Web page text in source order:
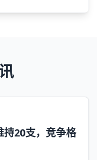
持20支，竞争格